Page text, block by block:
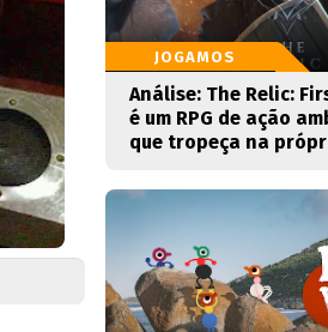
JOGAMOS
Análise: The Relic:
é um RPG de ação
que tropeça na